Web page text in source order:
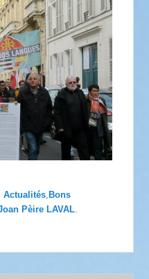
Actualités, Bons
Pèire LAVAL.